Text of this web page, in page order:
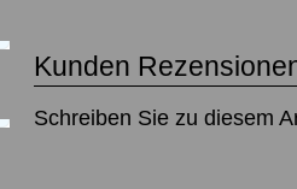
Kunden
Schreiben Sie zu diesem